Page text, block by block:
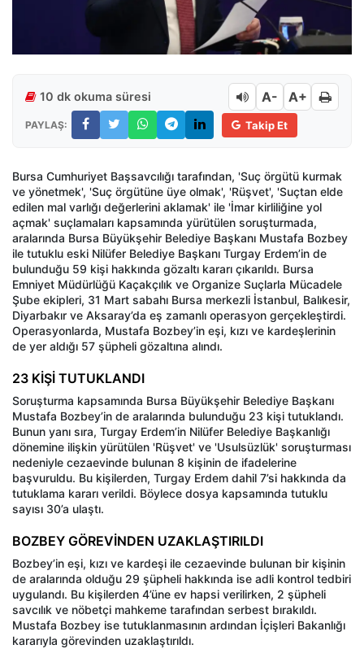
10 dk okuma süresi A- A+
PAYLAŞ: Takip Et
Bursa Cumhuriyet Başsavcılığı tarafından, 'Suç örgütü kurmak
ve yönetmek', 'Suç örgütüne üye olmak', 'Rüşvet', 'Suçtan elde
edilen mal varlığı değerlerini aklamak' ile 'İmar kirliliğine yol
açmak' suçlamaları kapsamında yürütülen soruşturmada,
aralarında Bursa Büyükşehir Belediye Başkanı Mustafa Bozbey
ile tutuklu eski Nilüfer Belediye Başkanı Turgay Erdem’in de
bulunduğu 59 kişi hakkında gözaltı kararı çıkarıldı. Bursa
Emniyet Müdürlüğü Kaçakçılık ve Organize Suçlarla Mücadele
Şube ekipleri, 31 Mart sabahı Bursa merkezli İstanbul, Balıkesir,
Diyarbakır ve Aksaray’da eş zamanlı operasyon gerçekleştirdi.
Operasyonlarda, Mustafa Bozbey’in eşi, kızı ve kardeşlerinin
de yer aldığı 57 şüpheli gözaltına alındı.
23 KİŞİ TUTUKLANDI
Soruşturma kapsamında Bursa Büyükşehir Belediye Başkanı
Mustafa Bozbey’in de aralarında bulunduğu 23 kişi tutuklandı.
Bunun yanı sıra, Turgay Erdem’in Nilüfer Belediye Başkanlığı
dönemine ilişkin yürütülen 'Rüşvet' ve 'Usulsüzlük' soruşturması
nedeniyle cezaevinde bulunan 8 kişinin de ifadelerine
başvuruldu. Bu kişilerden, Turgay Erdem dahil 7’si hakkında da
tutuklama kararı verildi. Böylece dosya kapsamında tutuklu
sayısı 30’a ulaştı.
BOZBEY GÖREVİNDEN UZAKLAŞTIRILDI
Bozbey’in eşi, kızı ve kardeşi ile cezaevinde bulunan bir kişinin
de aralarında olduğu 29 şüpheli hakkında ise adli kontrol tedbiri
uygulandı. Bu kişilerden 4’üne ev hapsi verilirken, 2 şüpheli
savcılık ve nöbetçi mahkeme tarafından serbest bırakıldı.
Mustafa Bozbey ise tutuklanmasının ardından İçişleri Bakanlığı
kararıyla görevinden uzaklaştırıldı.